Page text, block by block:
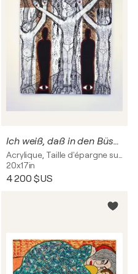
Ich weiß, daß in den Büschen die Seelen sind nach Thomas Bernhard, 2023, Urheberrecht Katharina Kretschmer, Verkauf als Gesamten THOMAS BERNHARD Zyklus
20x17in
4 200 $US